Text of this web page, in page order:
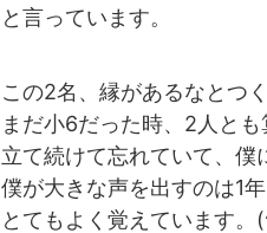
と言っています。
この2名、縁があるなとつ
まだ小6だった時、2人と
立て続けて忘れていて、僕
僕が大きな声を出すのは1
とてもよく覚えています。